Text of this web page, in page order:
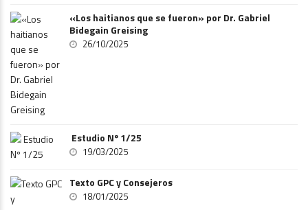
«Los haitianos que se fueron» por Dr. Gabriel
Bidegain Greising
26/10/2025
Estudio Nº 1/25
19/03/2025
Texto GPC y Consejeros
18/01/2025